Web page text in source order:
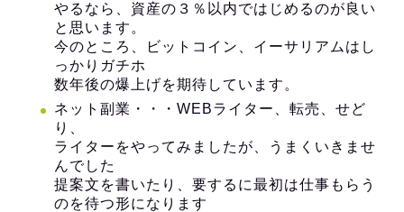
やるなら、資産の３％以内ではじめるのが良い
と思います。
今のところ、ビットコイン、イーサリアムはし
っかりガチホ
数年後の爆上げを期待しています。
ネット副業・・・WEBライター、転売、せど
り、
ライターをやってみましたが、うまくいきませ
んでした
提案文を書いたり、要するに最初は仕事もらう
のを待つ形になります